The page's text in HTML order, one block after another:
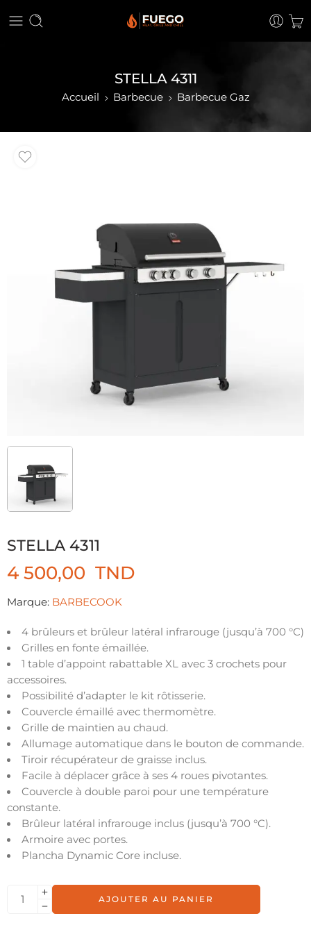
STELLA 4311
Accueil Barbecue Barbecue Gaz
STELLA 4311
4 500,00 TND
Marque: BARBECOOK
4 brûleurs et brûleur latéral infrarouge (jusqu’à 700 °C)
Grilles en fonte émaillée.
1 table d’appoint rabattable XL avec 3 crochets pour
accessoires.
Possibilité d’adapter le kit rôtisserie.
Couvercle émaillé avec thermomètre.
Grille de maintien au chaud.
Allumage automatique dans le bouton de commande.
Tiroir récupérateur de graisse inclus.
Facile à déplacer grâce à ses 4 roues pivotantes.
Couvercle à double paroi pour une température
constante.
Brûleur latéral infrarouge inclus (jusqu’à 700 °C).
Armoire avec portes.
Plancha Dynamic Core incluse.
AJOUTER AU PANIER